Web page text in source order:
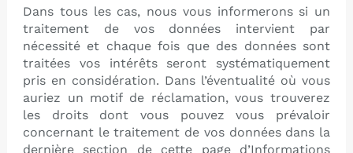
Dans tous les cas, nous vous informerons si un
traitement de vos données intervient par
nécessité et chaque fois que des données sont
traitées vos intérêts seront systématiquement
pris en considération. Dans l’éventualité où vous
auriez un motif de réclamation, vous trouverez
les droits dont vous pouvez vous prévaloir
concernant le traitement de vos données dans la
dernière section de cette page d’Informations